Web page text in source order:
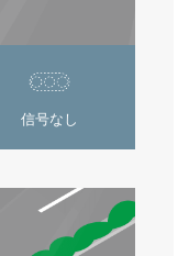
信号なし